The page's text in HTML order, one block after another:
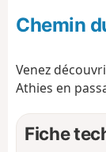
Chemin
Venez
Athies en
Fiche